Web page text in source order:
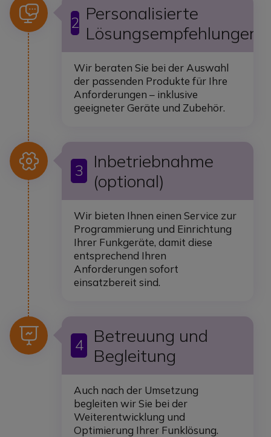
Icon
2 Personalisierte
Lösungsempfehlungen
Wir beraten Sie bei der Auswahl
der passenden Produkte für Ihre
Anforderungen – inklusive
geeigneter Geräte und Zubehör.
Icon3
Inbetriebnahme
(optional)
Wir bieten Ihnen einen Service zur
Programmierung und Einrichtung
Ihrer Funkgeräte, damit diese
entsprechend Ihren
Anforderungen sofort
einsatzbereit sind.
Icon4
Betreuung und
Begleitung
Auch nach der Umsetzung
begleiten wir Sie bei der
Weiterentwicklung und
Optimierung Ihrer Funklösung.